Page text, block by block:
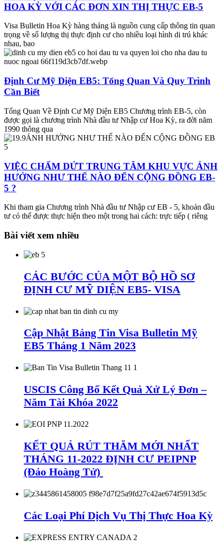
HOA KỲ VỚI CÁC ĐƠN XIN THỊ THỰC EB-5
Visa Bulletin Hoa Kỳ hàng tháng là nguồn cung cấp thông tin quan
trọng về số lượng thị thực định cư cho nhiều loại hình di trú khác
nhau, bao
Định Cư Mỹ Diện EB5: Tổng Quan Và Quy Trình
Cần Biết
Tổng Quan Về Định Cư Mỹ Diện EB5 Chương trình EB-5, còn
được gọi là chương trình Nhà đầu tư Nhập cư Hoa Kỳ, ra đời năm
1990 thông qua
VIỆC CHẤM DỨT TRUNG TÂM KHU VỰC ẢNH
HƯỞNG NHƯ THẾ NÀO ĐẾN CỘNG ĐỒNG EB-
5 ?
Khi tham gia Chương trình Nhà đầu tư Nhập cư EB - 5, khoản đầu
tư có thể được thực hiện theo một trong hai cách: trực tiếp ( riêng
Bài viết xem nhiều
CÁC BƯỚC CỦA MỘT BỘ HỒ SƠ
ĐỊNH CƯ MỸ DIỆN EB5- VISA
Cập Nhật Bảng Tin Visa Bulletin Mỹ
EB5 Tháng 1 Năm 2023
USCIS Công Bố Kết Quả Xử Lý Đơn –
Năm Tài Khóa 2022
KẾT QUẢ RÚT THĂM MỚI NHẤT
THÁNG 11-2022 ĐỊNH CƯ PEIPNP
(Đảo Hoàng Tử)
Các Loại Phí Dịch Vụ Thị Thực Hoa Kỳ